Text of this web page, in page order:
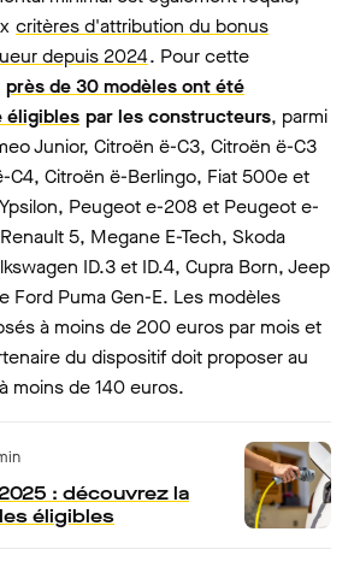
critères d'attribution du bonus
depuis 2024. Pour cette
près de 30 modèles ont été
éligibles par les constructeurs, parmi
Junior, Citroën ë-C3, Citroën ë-C3
C4, Citroën ë-Berlingo, Fiat 500e et
Peugeot e-208 et Peugeot e-
5, Megane E-Tech, Skoda
ID.3 et ID.4, Cupra Born, Jeep
Ford Puma Gen-E. Les modèles
à moins de 200 euros par mois et
du dispositif doit proposer au
moins de 140 euros.
: découvrez la
éligibles